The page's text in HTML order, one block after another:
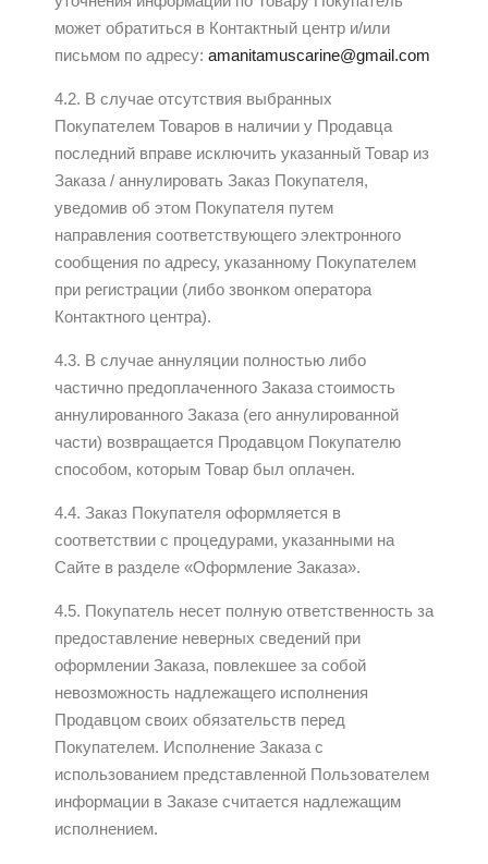
может обратиться в Контактный центр и/или
письмом по адресу: amanitamuscarine@gmail.com
4.2. В случае отсутствия выбранных
Покупателем Товаров в наличии у Продавца
последний вправе исключить указанный Товар из
Заказа / аннулировать Заказ Покупателя,
уведомив об этом Покупателя путем
направления соответствующего электронного
сообщения по адресу, указанному Покупателем
при регистрации (либо звонком оператора
Контактного центра).
4.3. В случае аннуляции полностью либо
частично предоплаченного Заказа стоимость
аннулированного Заказа (его аннулированной
части) возвращается Продавцом Покупателю
способом, которым Товар был оплачен.
4.4. Заказ Покупателя оформляется в
соответствии с процедурами, указанными на
Сайте в разделе «Оформление Заказа».
4.5. Покупатель несет полную ответственность за
предоставление неверных сведений при
оформлении Заказа, повлекшее за собой
невозможность надлежащего исполнения
Продавцом своих обязательств перед
Покупателем. Исполнение Заказа с
использованием представленной Пользователем
информации в Заказе считается надлежащим
исполнением.